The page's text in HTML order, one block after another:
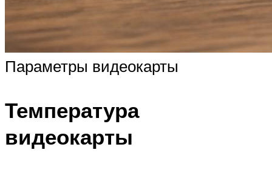
Параметры видеокарты
Температура
видеокарты